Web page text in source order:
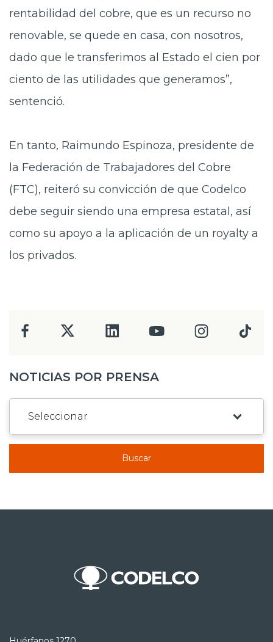
rentabilidad del cobre, que es un recurso no
renovable, se quede en casa, con nosotros,
dado que le transferimos al Estado el cien por
ciento de las utilidades que generamos”,
sentenció.
En tanto, Raimundo Espinoza, presidente de
la Federación de Trabajadores del Cobre
(FTC), reiteró su convicción de que Codelco
debe seguir siendo una empresa estatal, así
como su apoyo a la aplicación de un royalty a
los privados.
NOTICIAS POR PRENSA
Buscar